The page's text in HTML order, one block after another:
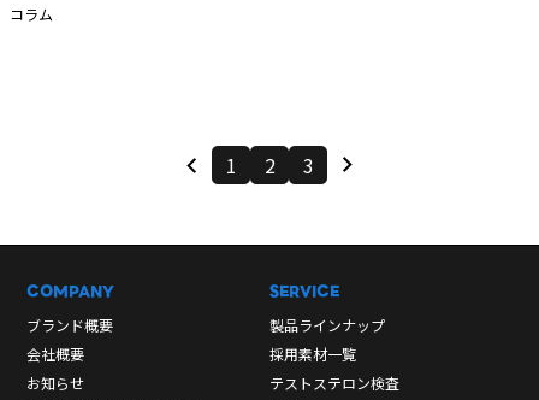
コラム
1 2 3
COMPANY
ブランド概要
会社概要
お知らせ
SERVICE
製品ラインナップ
採用素材一覧
テストステロン検査